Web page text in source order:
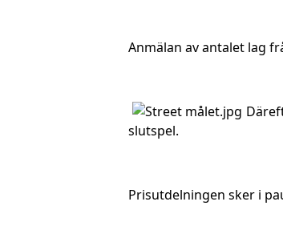
Anmälan av antalet lag
slutspel.
Prisutdelningen sker i